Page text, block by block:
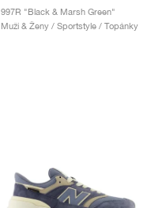
997R "Black & Marsh Green"
Muži & Ženy / Sportstyle / Topánky